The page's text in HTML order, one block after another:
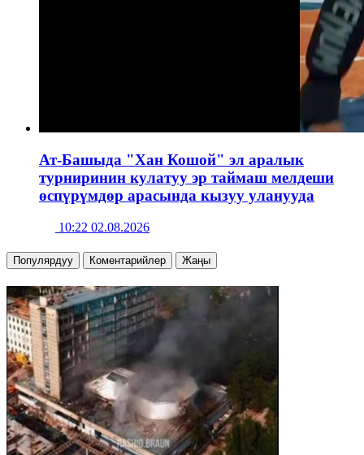
Ат-Башыда "Хан Кошой" эл аралык
турниринин кулатуу эр таймаш мелдеши
өспүрүмдөр арасында кызуу уланууда
10:22 02.08.2026
Популярдуу Коментарийлер Жаңы